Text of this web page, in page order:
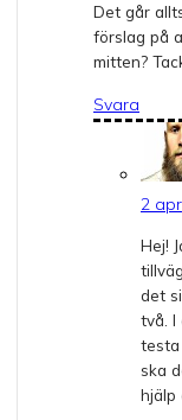
Det går
förslag på
mitten?
Svara
2
Hej!
det
två. I
testa
ska
hjälp